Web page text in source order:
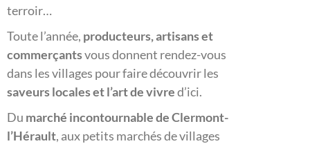
terroir…
Toute l’année, producteurs, artisans et
commerçantsvous donnent rendez-vous
dans les villages pour faire découvrir les
saveurs locales et l’art de vivred’ici.
Du marché incontournable de Clermont-
l’Hérault, aux petits marchés de villages